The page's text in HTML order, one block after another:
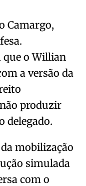
Camargo,
que o Willian
a versão da
produzir
delegado.
mobilização
simulada
com o